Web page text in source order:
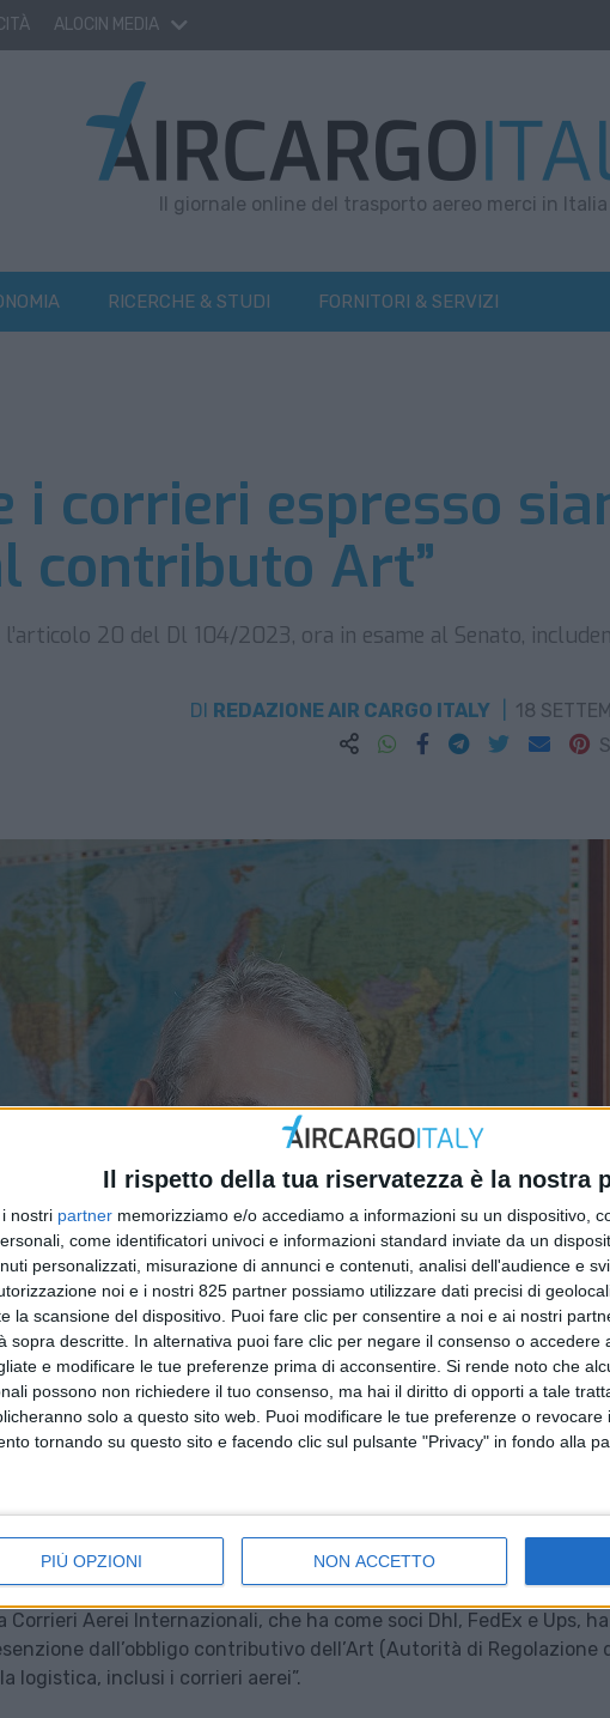
Il rispetto della tua riservatezza è la nostra
nostri partner memorizziamo e/o accediamo a informazioni su un dispositivo,
come identificatori univoci e informazioni standard inviate da un
personalizzati, misurazione di annunci e contenuti, analisi dell'audience e
noi e i nostri 825 partner possiamo utilizzare dati precisi di
la scansione del dispositivo. Puoi fare clic per consentire a noi e ai nostri
sopra descritte. In alternativa puoi fare clic per negare il consenso o accedere
e modificare le tue preferenze prima di acconsentire. Si rende noto che
possono non richiedere il tuo consenso, ma hai il diritto di opporti a tale
solo a questo sito web. Puoi modificare le tue preferenze o revocare
tornando su questo sito e facendo clic sul pulsante "Privacy" in fondo alla
PIÙ OPZIONI NON ACCETTO
ALOCIN MEDIA
Il giornale online del trasporto aereo merci in Italia
RICERCHE & STUDI FORNITORI & SERVIZI
i corrieri espresso
contributo Art”
l’articolo 20 del Dl 104/2023, ora in esame al Senato,
DI REDAZIONE AIR CARGO ITALY
18
Aerei Internazionali, che ha come soci Dhl, FedEx e Ups,
dall’obbligo contributivo dell’Art (Autorità di Regolazione
logistica, inclusi i corrieri aerei”.